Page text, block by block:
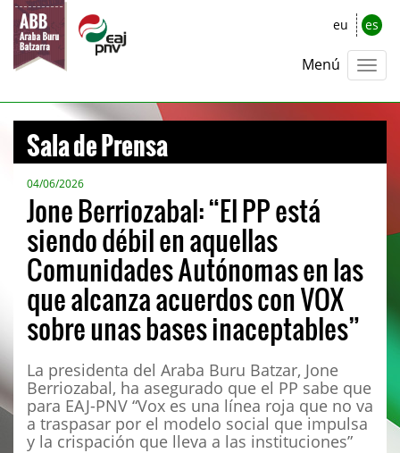
eu es
Menú
Sala de Prensa
04/06/2026
Jone Berriozabal: “El PP está
siendo débil en aquellas
Comunidades Autónomas en las
que alcanza acuerdos con VOX
sobre unas bases inaceptables”
La presidenta del Araba Buru Batzar, Jone
Berriozabal, ha asegurado que el PP sabe que
para EAJ-PNV “Vox es una línea roja que no va
a traspasar por el modelo social que impulsa
y la crispación que lleva a las instituciones”